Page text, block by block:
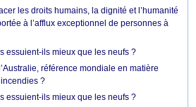
les droits humains, la dignité et l’humanité
à l’afflux exceptionnel de personnes à
essuient-ils mieux que les neufs ?
référence mondiale en matière
?
essuient-ils mieux que les neufs ?